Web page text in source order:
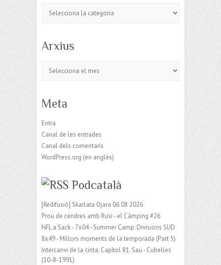
Arxius
Meta
Entra
Canal de les entrades
Canal dels comentaris
WordPress.org (en anglès)
Podcatalà
[Redifusió] Skarlata Ojara 06 08 2026
Prou de cendres amb Rusi - el Càmping #26
NFL a Sack - 7x04 - Summer Camp: Divisions SUD
8x49 - Millors moments de la temporada (Part 5)
Intercanvi de la cinta. Capítol 81. Sau - Cubelles
(10-8-1991)